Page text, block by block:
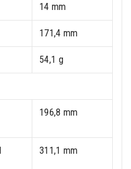
14 mm
171,4 mm
54,1 g
196,8 mm
311,1 mm